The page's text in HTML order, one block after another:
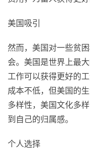
美国吸引
然而，美国对一些贫
会。美国是世界上最
工作可以获得更好的
成本不低，但美国的
多样性，美国文化多
到自己的归属感。
个人选择